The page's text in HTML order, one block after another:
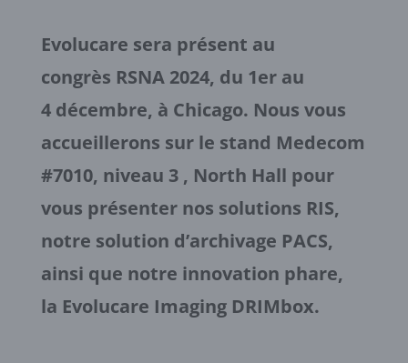
Evolucare sera présent au
congrès RSNA 2024, du 1er au
4 décembre, à Chicago. Nous vous
accueillerons sur le stand Medecom
#7010, niveau 3 , North Hall pour
vous présenter nos solutions RIS,
notre solution d’archivage PACS,
ainsi que notre innovation phare,
la Evolucare Imaging DRIMbox.